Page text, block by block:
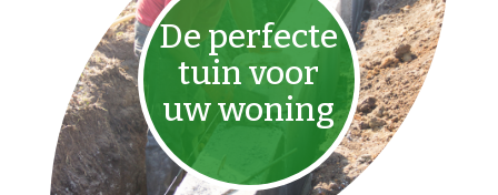
De perfecte
tuin voor
uw woning